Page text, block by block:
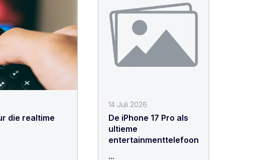
die realtime
14 Juli 2026
De iPhone 17 Pro als
ultieme
entertainmenttelefoon
...